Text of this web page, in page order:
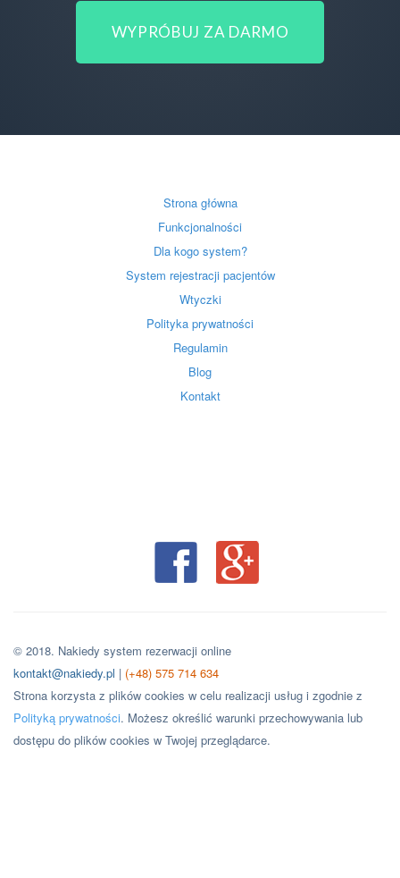
WYPRÓBUJ ZA DARMO
Strona główna
Funkcjonalności
Dla kogo system?
System rejestracji pacjentów
Wtyczki
Polityka prywatności
Regulamin
Blog
Kontakt
© 2018. Nakiedy system rezerwacji online
kontakt@nakiedy.pl | (+48) 575 714 634
Strona korzysta z plików cookies w celu realizacji usług i zgodnie z
Polityką prywatności. Możesz określić warunki przechowywania lub
dostępu do plików cookies w Twojej przeglądarce.